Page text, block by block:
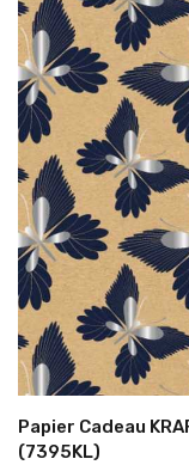
Papier Cadeau
(7395KL)